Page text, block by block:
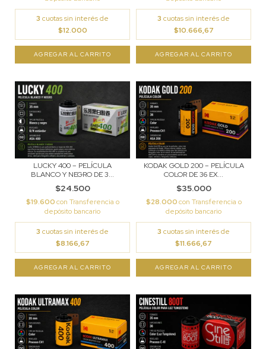
3 cuotas sin interés de
$12.000
3 cuotas sin interés de
$10.666,67
LUCKY 400 – PELÍCULA
BLANCO Y NEGRO DE 3...
$24.500
$19.600con Transferencia o
depósito bancario
3 cuotas sin interés de
$8.166,67
KODAK GOLD 200 – PELÍCULA
COLOR DE 36 EX...
$35.000
$28.000con Transferencia o
depósito bancario
3 cuotas sin interés de
$11.666,67